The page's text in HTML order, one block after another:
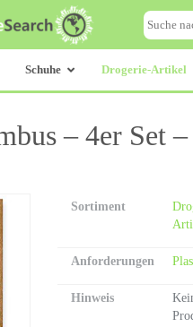
Schuhe Drogerie-Artikel
– 4er Set
Sortiment
Anforderungen
Hinweis